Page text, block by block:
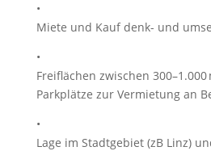
•
Miete und Kauf denk- und
•
Freiflächen zwischen
Parkplätze zur Vermietung an
•
Lage im Stadtgebiet (zB Linz)